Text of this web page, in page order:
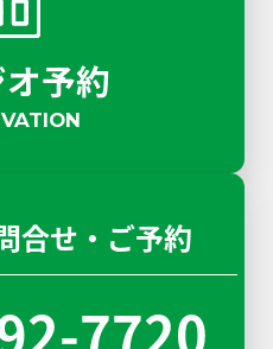
予約
合せ・ご予約
7720